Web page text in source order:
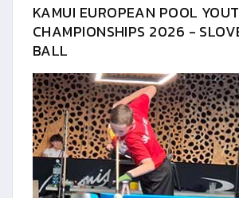
KAMUI EUROPEAN POOL
CHAMPIONSHIPS 2026 -
BALL